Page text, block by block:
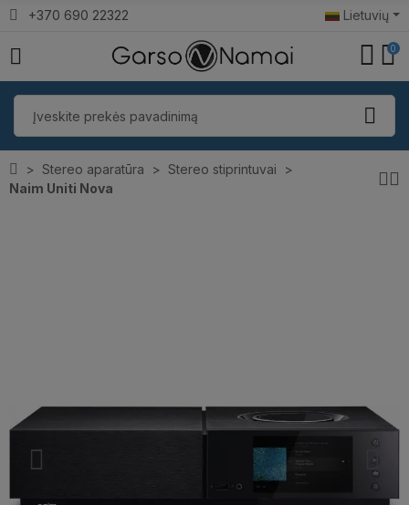
+370 690 22322 Lietuvių
0
Stereo aparatūra
Stereo stiprintuvai
Naim Uniti Nova